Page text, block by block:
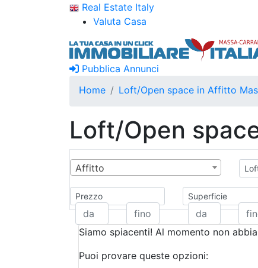
Real Estate Italy
Valuta Casa
Pubblica Annunci
Home
Loft/Open space in Affitto
Loft/Open
Affitto
Prezzo Superficie
Siamo spiacenti! Al momento non
Puoi provare queste opzioni: